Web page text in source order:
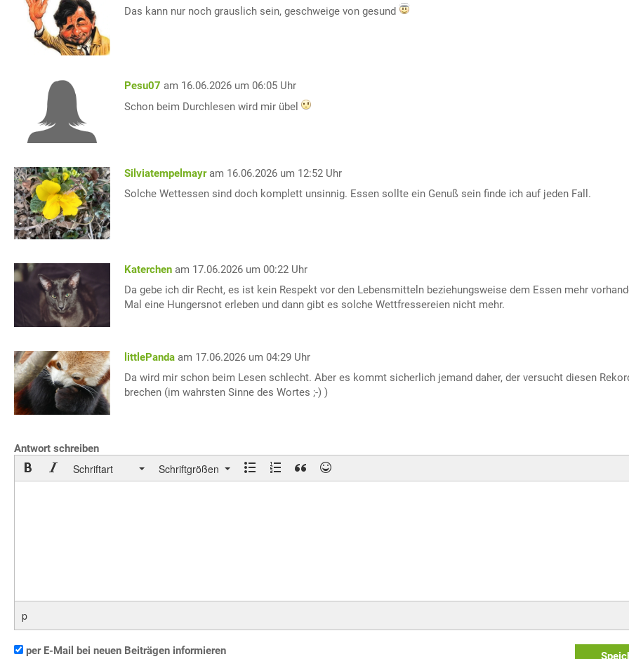
Das kann nur noch grauslich sein, geschweige von gesund
Pesu07 am 16.06.2026 um 06:05 Uhr
Schon beim Durchlesen wird mir übel
Silviatempelmayr am 16.06.2026 um 12:52 Uhr
Solche Wettessen sind doch komplett unsinnig. Essen sollte ein Genuß sein finde ich auf jeden Fall.
Katerchen am 17.06.2026 um 00:22 Uhr
Da gebe ich dir Recht, es ist kein Respekt vor den Lebensmitteln beziehungsweise dem Essen mehr
Mal eine Hungersnot erleben und dann gibt es solche Wettfressereien nicht mehr.
littlePanda am 17.06.2026 um 04:29 Uhr
Da wird mir schon beim Lesen schlecht. Aber es kommt sicherlich jemand daher, der versucht diesen
brechen (im wahrsten Sinne des Wortes ;-) )
Antwort schreiben
Schriftart Schriftgrößen
p
per E-Mail bei neuen Beiträgen informieren